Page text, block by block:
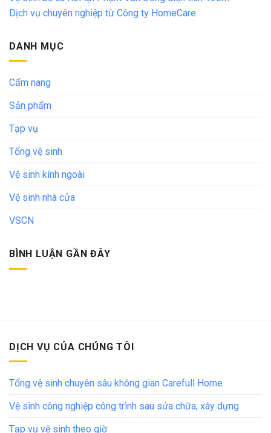
Dịch vụ chuyên nghiệp từ Công ty HomeCare
DANH MỤC
Cẩm nang
Sản phẩm
Tạp vụ
Tổng vệ sinh
Vệ sinh kính ngoài
Vệ sinh nhà cửa
VSCN
BÌNH LUẬN GẦN ĐÂY
DỊCH VỤ CỦA CHÚNG TÔI
Tổng vệ sinh chuyên sâu không gian Carefull Home
Vệ sinh công nghiệp công trình sau sửa chữa, xây dựng
Tạp vụ vệ sinh theo giờ